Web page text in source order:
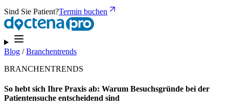
Sind Sie Patient?Termin buchen
Blog /Branchentrends
BRANCHENTRENDS
So hebt sich Ihre Praxis ab: Warum Besuchsgründe bei der
Patientensuche entscheidend sind